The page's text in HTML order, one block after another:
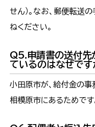
せん）。なお、郵便転送
ねください。
Q5.申請書の送付先
ているのはなぜです
小田原市が、給付金の
相模原市にあるためです